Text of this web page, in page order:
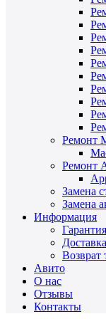
Ремонт
Ремонт
Замена
Замена
Информация
Гарантия
Возврат
Авито
О нас
Отзывы
Контакты